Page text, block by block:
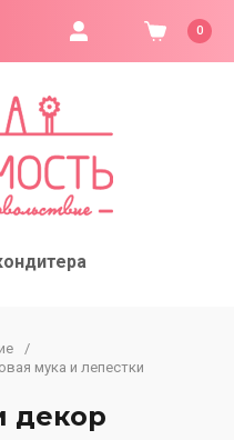
0
/
мука и лепестки
декор